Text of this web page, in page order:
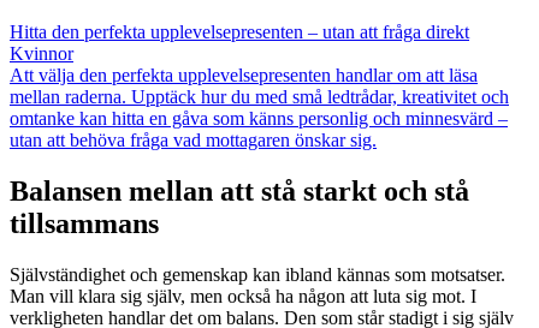
Hitta den perfekta upplevelsepresenten – utan att fråga direkt
Kvinnor
Att välja den perfekta upplevelsepresenten handlar om att läsa
mellan raderna. Upptäck hur du med små ledtrådar, kreativitet och
omtanke kan hitta en gåva som känns personlig och minnesvärd –
utan att behöva fråga vad mottagaren önskar sig.
Balansen mellan att stå starkt och stå
tillsammans
Självständighet och gemenskap kan ibland kännas som motsatser.
Man vill klara sig själv, men också ha någon att luta sig mot. I
verkligheten handlar det om balans. Den som står stadigt i sig själv